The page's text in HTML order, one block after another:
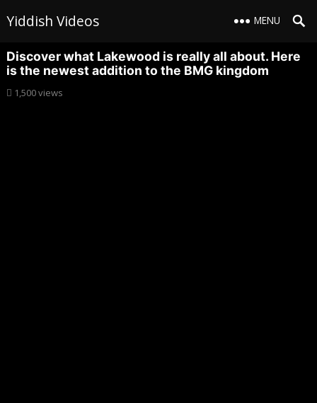
Yiddish Videos MENU
Discover what Lakewood is really all about. Here
is the newest addition to the BMG kingdom
1,500views